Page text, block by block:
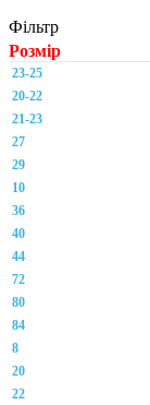
Фільтр
Розмір
23-25
20-22
21-23
27
29
10
36
40
44
72
80
84
8
20
22